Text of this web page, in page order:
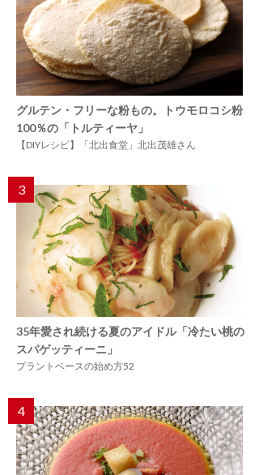
グルテン・フリーな粉もの。トウモロコシ粉
100％の「トルティーヤ」
【DIYレシピ】「北出食堂」北出茂雄さん
3
35年愛され続ける夏のアイドル「冷たい桃の
スパゲッティーニ」
プラントベースの始め方52
4